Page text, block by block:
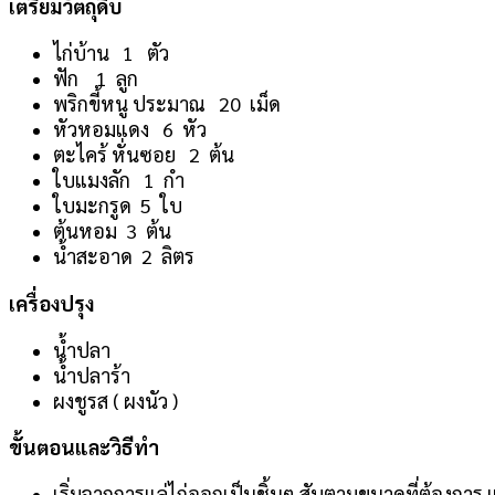
เตรียมวัตถุดิบ
ไก่บ้าน 1 ตัว
ฟัก 1 ลูก
พริกขี้หนู ประมาณ 20 เม็ด
หัวหอมแดง 6 หัว
ตะไคร้ หั่นซอย 2 ต้น
ใบแมงลัก 1 กำ
ใบมะกรูด 5 ใบ
ต้นหอม 3 ต้น
น้ำสะอาด 2 ลิตร
เครื่องปรุง
น้ำปลา
น้ำปลาร้า
ผงชูรส ( ผงนัว )
ขั้นตอนและวิธีทำ